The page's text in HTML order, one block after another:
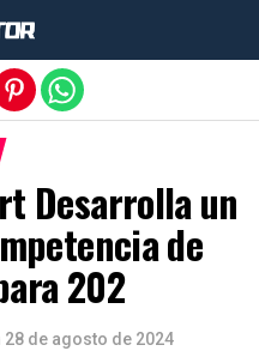
Desarrolla un
de
202
28 de agosto de 2024
móvil